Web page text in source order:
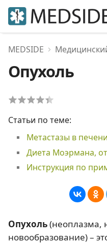
MEDSIDE
Опухоль
Статьи по теме:
Метастазы в
Диета Моэрмана,
Инструкция по
Опухоль(неоплазма,
новообразование) –